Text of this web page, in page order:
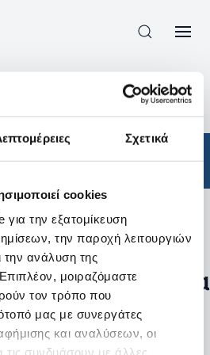
Σχετικά
cookies
την εξατομίκευση
την παροχή λειτουργιών
ανάλυση της
μοιραζόμαστε
τον τρόπο που
μας με συνεργάτες
και αναλύσεων, οι
τις συνδυάσουν με άλλες
προϊόντα με τα
φίλτρα